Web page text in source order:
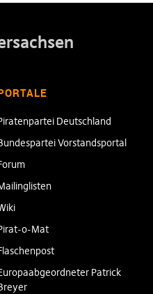
Deutschland
Vorstandsportal
o-Mat
Patrick